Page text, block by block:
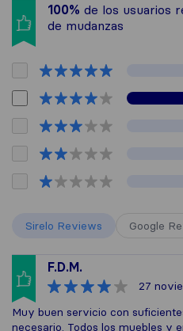
100% de los usuarios
de mudanzas
Sirelo Reviews Google
F.D.M.
27
Muy buen servicio con
necesario. Todos los muebles y